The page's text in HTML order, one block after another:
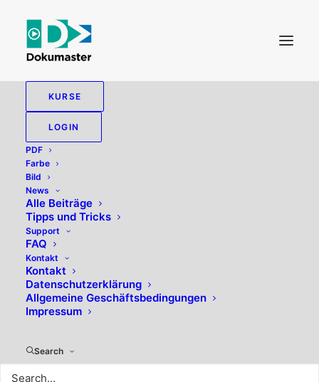
KURSE
LOGIN
PDF
Farbe
Bild
News
Alle Beiträge
Tipps und Tricks
Support
FAQ
Kontakt
Kontakt
Datenschutzerklärung
Allgemeine Geschäftsbedingungen
Impressum
Search
Kurse
5.00 (3)